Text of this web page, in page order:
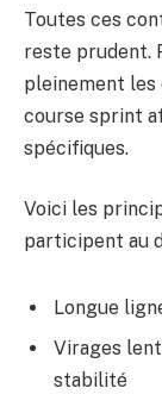
Toutes ces
reste prudent.
pleinement les
course sprint
spécifiques.
Voici les
participent au
Longue
Virages
stabilité